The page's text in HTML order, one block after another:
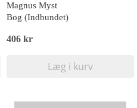
Magnus Myst
Bog (Indbundet)
406 kr
Læg i kurv